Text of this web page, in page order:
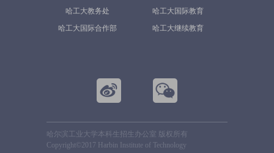
哈工大教务处
哈工大国际教育
哈工大国际合作部
哈工大继续教育
哈尔滨工业大学本科生招生办公室 版权所有
Copyright©2017 Harbin Institute of Technology